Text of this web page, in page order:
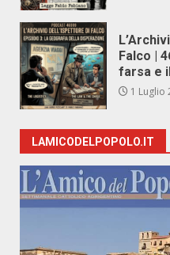
Falco |
farsa e
1 Luglio
LAMICODELPOPOLO.IT